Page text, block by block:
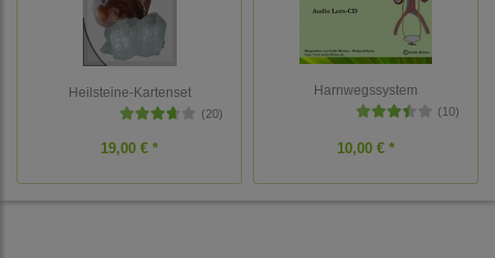
Heilsteine-Kartenset
(20)
19,00 € *
Harnwegssystem
(10)
10,00 € *